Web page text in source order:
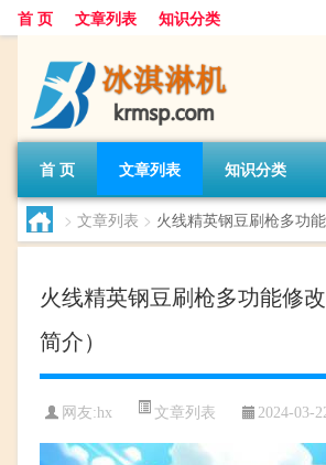
首 页 文章列表 知识分类
首 页 文章列表 知识分类
> 文章列表 > 火线精英钢豆刷枪多功
火线精英钢豆刷枪多功能修
简介）
网友:hx 文章列表 2024-03-